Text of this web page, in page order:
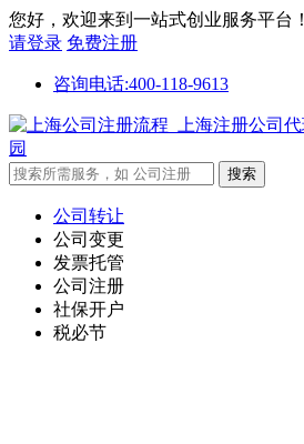
您好，欢迎来到一站式创业服务平台！
请登录 免费注册
咨询电话:400-118-9613
公司转让
公司变更
发票托管
公司注册
社保开户
税必节